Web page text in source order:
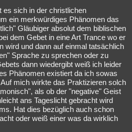
Orte Esoterik Literatur
Gruppen Gaming Filme
Allmystery English
Alle Neue Geschlossen
es sich in der christlichen
ein merkwürdiges Phänomen das
Gläubiger absolut dem biblischen
dem Gebet in eine Art Trance wo er
wird und dann auf einmal tatsächlich
Sprache zu sprechen oder zu
dann wiedergibt weiß ich leider
Phänomen existiert da ich sowas
mich wirkte das Praktizieren solch
als ob der "negative" Geist
ans Tageslicht gebracht wird
Hat dies bezüglich auch schon
oder weiß einer was da wirklich